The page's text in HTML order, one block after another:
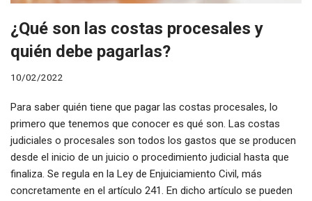
¿Qué son las costas procesales y
quién debe pagarlas?
10/02/2022
Para saber quién tiene que pagar las costas procesales, lo
primero que tenemos que conocer es qué son. Las costas
judiciales o procesales son todos los gastos que se producen
desde el inicio de un juicio o procedimiento judicial hasta que
finaliza. Se regula en la Ley de Enjuiciamiento Civil, más
concretamente en el artículo 241. En dicho artículo se pueden